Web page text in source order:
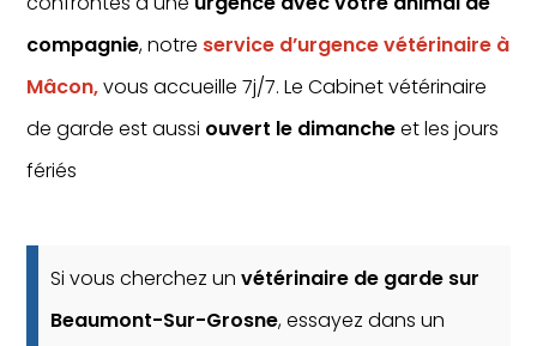
compagnie, notre service d’urgence vétérinaire à
Mâcon,vous accueille 7j/7. Le Cabinet vétérinaire
de garde est aussi ouvert le dimancheet les jours
fériés
Si vous cherchez unvétérinaire de garde sur
Beaumont-Sur-Grosne, essayez dans un